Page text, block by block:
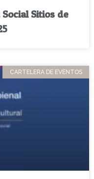
Sitios de
CARTELERA DE EVENTOS